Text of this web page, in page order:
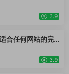
独立站商城模板
鞋子、家居产品
板
3.9
合任何网站的完
独立站商城模板
3.9